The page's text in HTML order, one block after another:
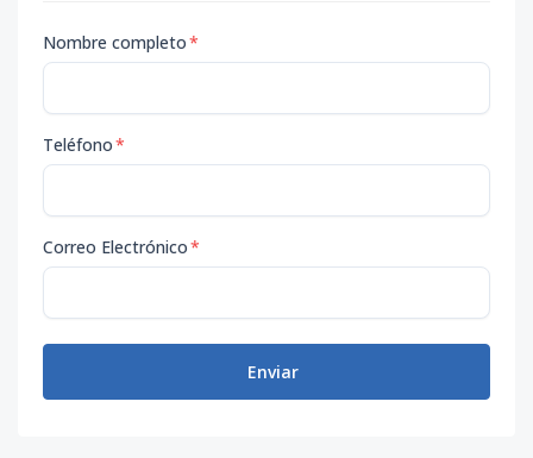
Nombre completo*
Teléfono*
Correo Electrónico*
Enviar